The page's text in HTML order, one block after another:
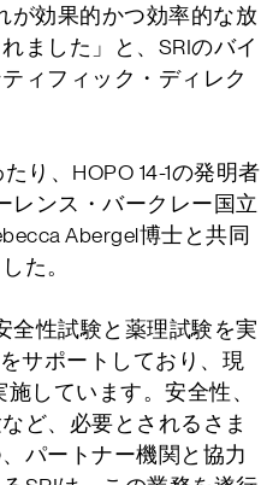
が効果的かつ効率的な放
ました」と、SRIのバイ
ィフィック・ディレク
り、HOPO 14-1の発明者
レンス・バークレー国立
Abergel博士と共同
た。
全性試験と薬理試験を実
サポートしており、現
しています。安全性、
ど、必要とされるさま
パートナー機関と協力